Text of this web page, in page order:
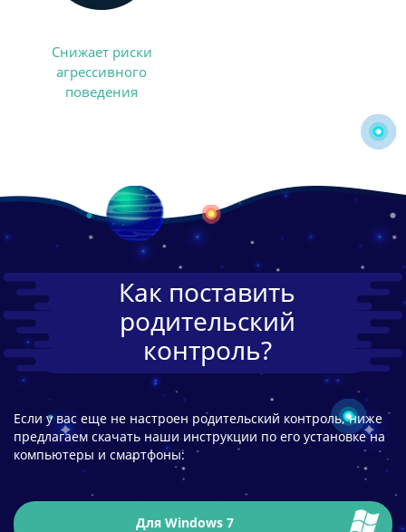
Снижает риски
агрессивного
поведения
Как поставить
родительский
контроль?
Если у вас еще не настроен родительский контроль, ниже
предлагаем скачать наши инструкции по его установке на
компьютеры и смартфоны:
Для Windows 7